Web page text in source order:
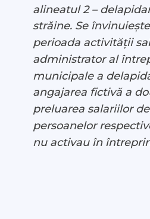
alineatul 2 –
străine. Se
perioada activității
administrator al
municipale a
angajarea fictivă a
preluarea salariilor
persoanelor
nu activau în